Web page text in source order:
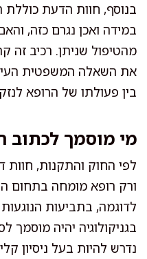
בנוסף, חוות הדעת
במידה ואכן נגרם כזה,
מהטיפול שניתן. רכיב זה
את השאלה המשפטית
בין פעולתו של הרופא
מי מוסמך לכתוב
לפי החוק והתקנות, חוות
ורק רופא מומחה בתחום
לדוגמה, בתביעות
בגניקולוגיה יהיה
נדרש להיות בעל ניסיון